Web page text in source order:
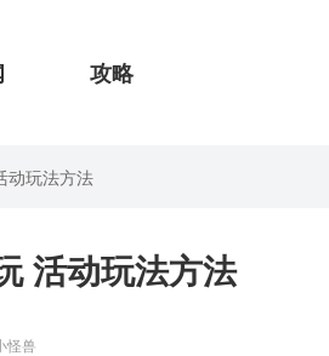
攻略
动玩法方法
活动玩法方法
怪兽